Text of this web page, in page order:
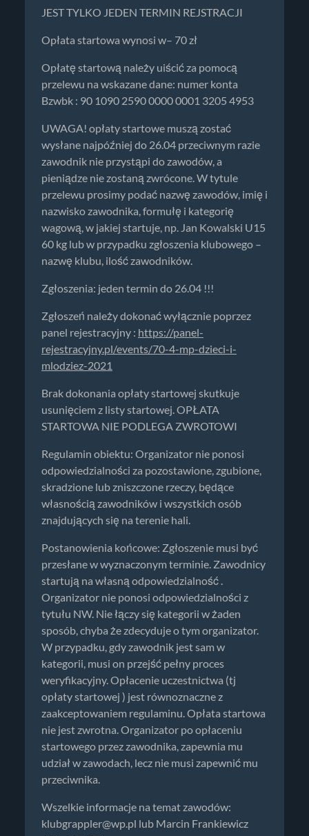
JEST TYLKO JEDEN TERMIN REJSTRACJI
Opłata startowa wynosi w– 70 zł
Opłatę startową należy uiścić za pomocą
przelewu na wskazane dane: numer konta
Bzwbk : 90 1090 2590 0000 0001 3205 4953
UWAGA! opłaty startowe muszą zostać
wysłane najpóźniej do 26.04 przeciwnym razie
zawodnik nie przystąpi do zawodów, a
pieniądze nie zostaną zwrócone. W tytule
przelewu prosimy podać nazwę zawodów, imię i
nazwisko zawodnika, formułę i kategorię
wagową, w jakiej startuje, np. Jan Kowalski U15
60 kg lub w przypadku zgłoszenia klubowego –
nazwę klubu, ilość zawodników.
Zgłoszenia: jeden termin do 26.04 !!!
Zgłoszeń należy dokonać wyłącznie poprzez
panel rejestracyjny : https://panel-
rejestracyjny.pl/events/70-4-mp-dzieci-i-
mlodziez-2021
Brak dokonania opłaty startowej skutkuje
usunięciem z listy startowej. OPŁATA
STARTOWA NIE PODLEGA ZWROTOWI
Regulamin obiektu: Organizator nie ponosi
odpowiedzialności za pozostawione, zgubione,
skradzione lub zniszczone rzeczy, będące
własnością zawodników i wszystkich osób
znajdujących się na terenie hali.
Postanowienia końcowe: Zgłoszenie musi być
przesłane w wyznaczonym terminie. Zawodnicy
startują na własną odpowiedzialność .
Organizator nie ponosi odpowiedzialności z
tytułu NW. Nie łączy się kategorii w żaden
sposób, chyba że zdecyduje o tym organizator.
W przypadku, gdy zawodnik jest sam w
kategorii, musi on przejść pełny proces
weryfikacyjny. Opłacenie uczestnictwa (tj
opłaty startowej ) jest równoznaczne z
zaakceptowaniem regulaminu. Opłata startowa
nie jest zwrotna. Organizator po opłaceniu
startowego przez zawodnika, zapewnia mu
udział w zawodach, lecz nie musi zapewnić mu
przeciwnika.
Wszelkie informacje na temat zawodów:
klubgrappler@wp.pl lub Marcin Frankiewicz